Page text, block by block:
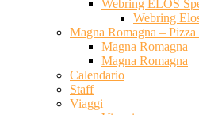
Webring ELOS
Webring
Magna Romagna –
Magna Romagna
Magna Romagna
Calendario
Staff
Viaggi